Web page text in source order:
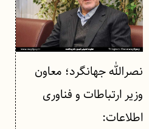
نصرالله جهانگرد؛ معاون
وزیر ارتباطات و فناوری
اطلاعات: